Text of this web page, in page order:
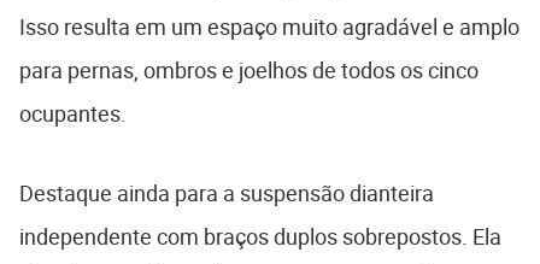
Isso resulta em um espaço muito agradável e amplo
para pernas, ombros e joelhos de todos os cinco
ocupantes.
Destaque ainda para a suspensão dianteira
independente com braços duplos sobrepostos. Ela